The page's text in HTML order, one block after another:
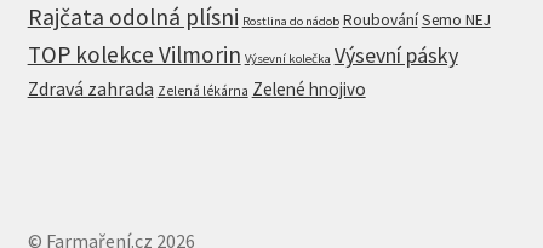
Rajčata odolná plísni Rostlina do nádob RoubováníSemo NEJ
TOP kolekce Vilmorin Výsevní kolečka Výsevní pásky
Zdravá zahrada Zelená lékárna Zelené hnojivo
© Farmaření.cz 2026